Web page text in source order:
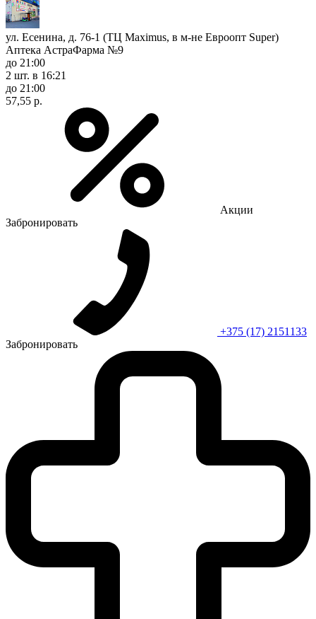
ул. Есенина, д. 76-1 (ТЦ Maximus, в м-не Евроопт Super)
Аптека АстраФарма №9
до 21:00
2 шт. в 16:21
до 21:00
57,55 р.
Акции
Забронировать
+375 (17) 2151133
Забронировать